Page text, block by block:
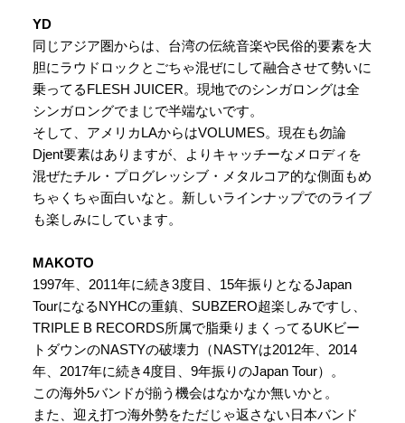
YD
同じアジア圏からは、台湾の伝統音楽や民俗的要素を大
胆にラウドロックとごちゃ混ぜにして融合させて勢いに
乗ってるFLESH JUICER。現地でのシンガロングは全
シンガロングでまじで半端ないです。
そして、アメリカLAからはVOLUMES。現在も勿論
Djent要素はありますが、よりキャッチーなメロディを
混ぜたチル・プログレッシブ・メタルコア的な側面もめ
ちゃくちゃ面白いなと。新しいラインナップでのライブ
も楽しみにしています。
MAKOTO
1997年、2011年に続き3度目、15年振りとなるJapan
TourになるNYHCの重鎮、SUBZERO超楽しみですし、
TRIPLE B RECORDS所属で脂乗りまくってるUKビー
トダウンのNASTYの破壊力（NASTYは2012年、2014
年、2017年に続き4度目、9年振りのJapan Tour）。
この海外5バンドが揃う機会はなかなか無いかと。
また、迎え打つ海外勢をただじゃ返さない日本バンド